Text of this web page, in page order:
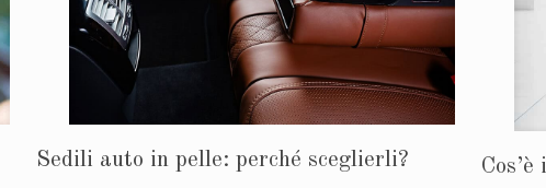
Sedili auto in pelle: perché sceglierli?